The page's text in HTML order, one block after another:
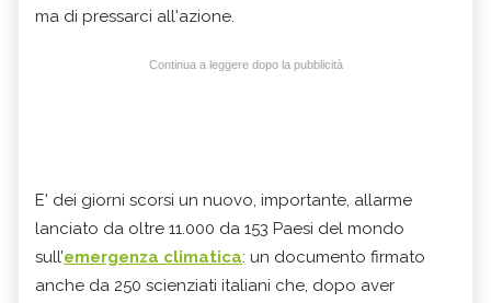
ma di pressarci all'azione.
Continua a leggere dopo la pubblicità
E' dei giorni scorsi un nuovo, importante, allarme
lanciato da oltre 11.000 da 153 Paesi del mondo
sull’emergenza climatica: un documento firmato
anche da 250 scienziati italiani che, dopo aver